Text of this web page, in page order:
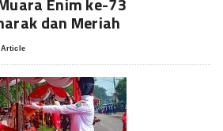
dan Meriah
Article